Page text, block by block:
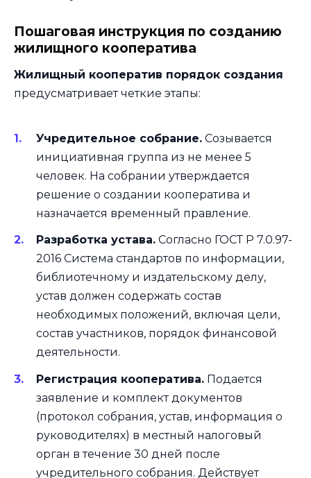
Пошаговая инструкция по созданию
жилищного кооператива
Жилищный кооператив порядок создания
предусматривает четкие этапы:
Учредительное собрание. Созывается
инициативная группа из не менее 5
человек. На собрании утверждается
решение о создании кооператива и
назначается временный правление.
Разработка устава. Согласно ГОСТ Р 7.0.97-
2016 Система стандартов по информации,
библиотечному и издательскому делу,
устав должен содержать состав
необходимых положений, включая цели,
состав участников, порядок финансовой
деятельности.
Регистрация кооператива. Подается
заявление и комплект документов
(протокол собрания, устав, информация о
руководителях) в местный налоговый
орган в течение 30 дней после
учредительного собрания. Действует